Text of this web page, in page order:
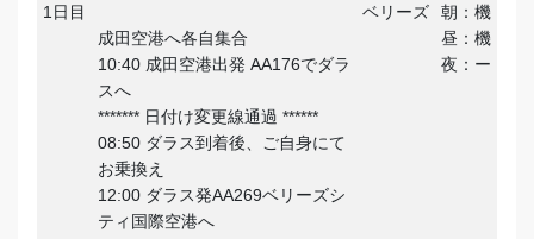
1日目
成田空港へ各自集合
10:40 成田空港出発 AA176でダラ
スへ
******* 日付け変更線通過 ******
08:50 ダラス到着後、ご自身にて
お乗換え
12:00 ダラス発AA269ベリーズシ
ティ国際空港へ
ベリーズ
朝：機
昼：機
夜：ー